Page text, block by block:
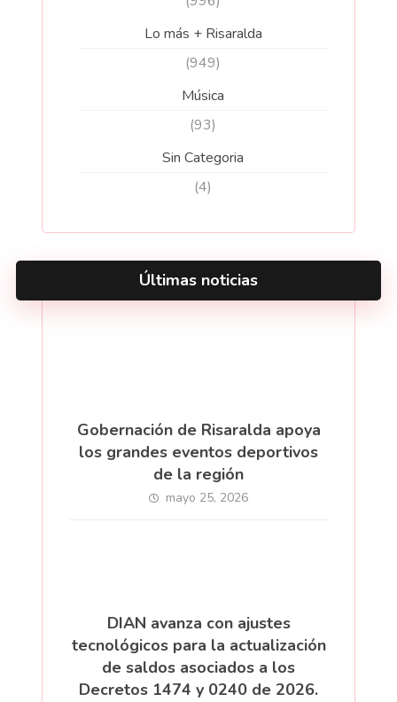
Lo más + Risaralda
(949)
Música
(93)
Sin Categoria
(4)
Últimas noticias
Gobernación de Risaralda apoya
los grandes eventos deportivos
de la región
mayo 25, 2026
DIAN avanza con ajustes
tecnológicos para la actualización
de saldos asociados a los
Decretos 1474 y 0240 de 2026.